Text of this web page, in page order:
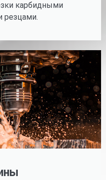
карбидными
резцами.